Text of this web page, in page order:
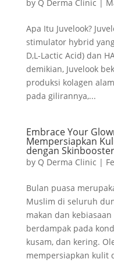
by Q Derma Clinic |
Apa Itu Juvelook?
stimulator hybrid
D,L-Lactic Acid) dan
demikian, Juvelook
produksi kolagen
pada gilirannya,...
Embrace Your
Mempersiapkan
dengan Skinbooster
by Q Derma Clinic |
Bulan puasa
Muslim di seluruh
makan dan
berdampak pada
kusam, dan kering.
mempersiapkan kulit